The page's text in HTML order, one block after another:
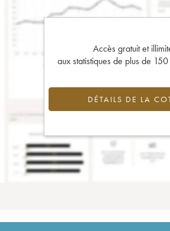
Accès gratuit et
aux statistiques de plus de
DÉTAILS DE LA